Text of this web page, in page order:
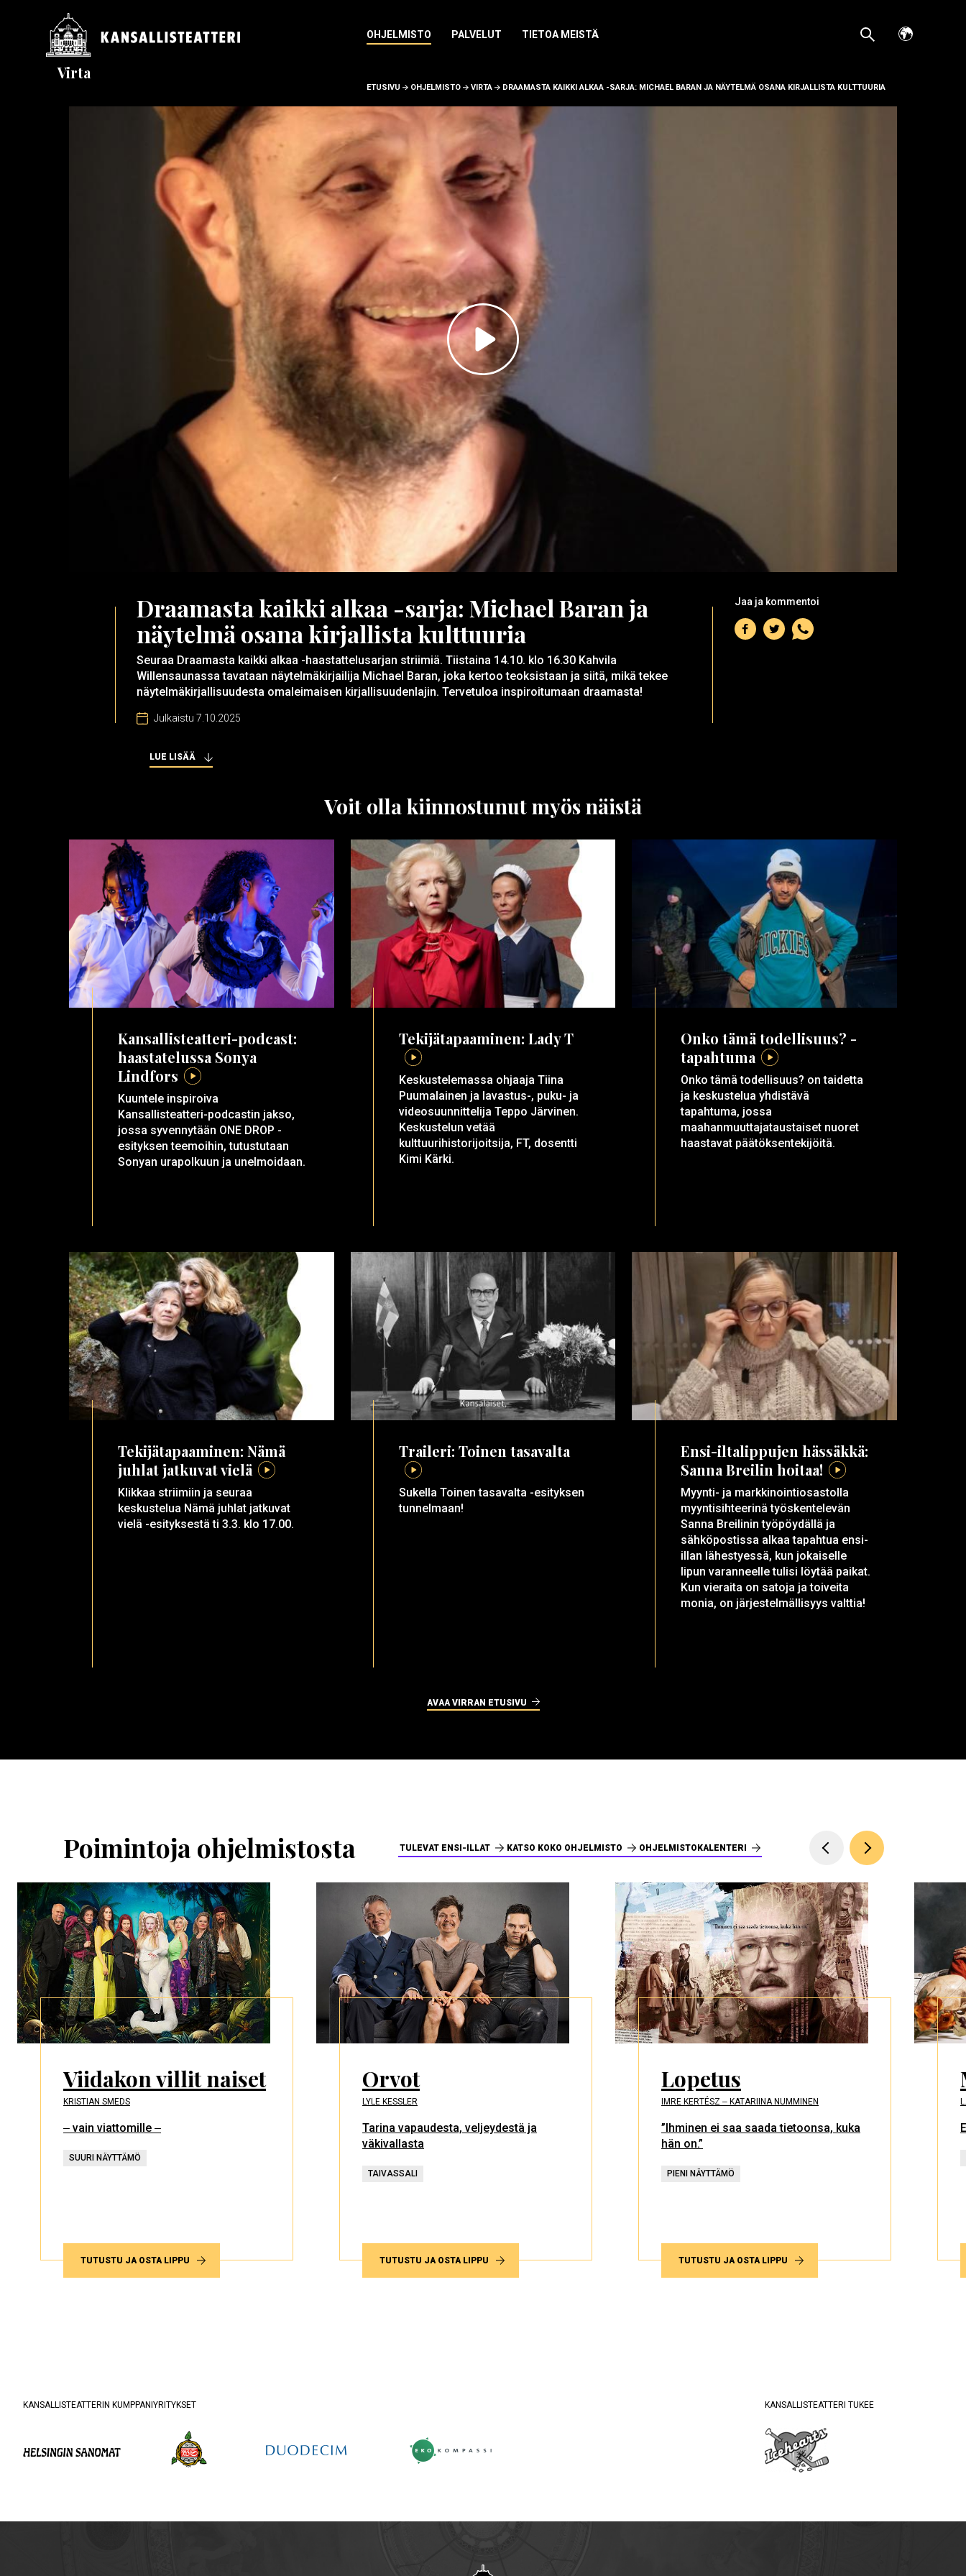
pääsisältöön
NÄYTÄ
ALAVALIKKO
OHJELMISTO
NÄYTÄ
PALVELUT
NÄYTÄ
TIETOA MEISTÄ
Avaa
Virta
ETUSIVU OHJELMISTO VIRTA DRAAMASTA KAIKKI ALKAA -SARJA: MICHAEL BARAN JA NÄYTELMÄ OSANA KIRJALLISTA KULTTUURIA
Toista
video
Draamasta kaikki alkaa -sarja: Michael Baran ja
näytelmä osana kirjallista kulttuuria
Seuraa Draamasta kaikki alkaa -haastattelusarjan striimiä. Tiistaina 14.10. klo 16.30 Kahvila
Willensaunassa tavataan näytelmäkirjailija Michael Baran, joka kertoo teoksistaan ja siitä, mikä tekee
näytelmäkirjallisuudesta omaleimaisen kirjallisuudenlajin. Tervetuloa inspiroitumaan draamasta!
Julkaistu 7.10.2025
Jaa ja kommentoi
Jaa
Facebookiin
Jaa
Twitteriin
Jaa
WhatsAppiin
LUE LISÄÄ
Voit olla kiinnostunut myös näistä
Kansallisteatteri-podcast:
haastatelussa Sonya
Lindfors
Kuuntele inspiroiva
Kansallisteatteri-podcastin jakso,
jossa syvennytään ONE DROP -
esityksen teemoihin, tutustutaan
Sonyan urapolkuun ja unelmoidaan.
Tekijätapaaminen: Lady T
Keskustelemassa ohjaaja Tiina
Puumalainen ja lavastus-, puku- ja
videosuunnittelija Teppo Järvinen.
Keskustelun vetää
kulttuurihistorijoitsija, FT, dosentti
Kimi Kärki.
Onko tämä todellisuus? -
tapahtuma
Onko tämä todellisuus? on taidetta
ja keskustelua yhdistävä
tapahtuma, jossa
maahanmuuttajataustaiset nuoret
haastavat päätöksentekijöitä.
Tekijätapaaminen: Nämä
juhlat jatkuvat vielä
Klikkaa striimiin ja seuraa
keskustelua Nämä juhlat jatkuvat
vielä -esityksestä ti 3.3. klo 17.00.
Traileri: Toinen tasavalta
Sukella Toinen tasavalta -esityksen
tunnelmaan!
Ensi-iltalippujen hässäkkä:
Sanna Breilin hoitaa!
Myynti- ja markkinointiosastolla
myyntisihteerinä työskentelevän
Sanna Breilinin työpöydällä ja
sähköpostissa alkaa tapahtua ensi-
illan lähestyessä, kun jokaiselle
lipun varanneelle tulisi löytää paikat.
Kun vieraita on satoja ja toiveita
monia, on järjestelmällisyys valttia!
AVAA VIRRAN ETUSIVU
Poimintoja ohjelmistosta TULEVAT ENSI-ILLAT KATSO KOKO OHJELMISTO OHJELMISTOKALENTERI
Viidakon villit naiset
KRISTIAN SMEDS
‒ vain viattomille ‒
SUURI NÄYTTÄMÖ
TUTUSTU JA OSTA LIPPU
Orvot
LYLE KESSLER
Tarina vapaudesta, veljeydestä ja
väkivallasta
TAIVASSALI
TUTUSTU JA OSTA LIPPU
Lopetus
IMRE KERTÉSZ ‒ KATARIINA NUMMINEN
”Ihminen ei saa saada tietoonsa, kuka
hän on.”
PIENI NÄYTTÄMÖ
TUTUSTU JA OSTA LIPPU
KANSALLISTEATTERIN KUMPPANIYRITYKSET KANSALLISTEATTERI TUKEE